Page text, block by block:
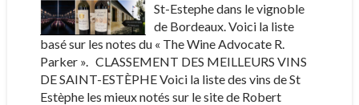
St-Estephe dans le vignoble
de Bordeaux. Voici la liste
basé sur les notes du « The Wine Advocate R.
Parker ». CLASSEMENT DES MEILLEURS VINS
DE SAINT-ESTÈPHE Voici la liste des vins de St
Estèphe les mieux notés sur le site de Robert